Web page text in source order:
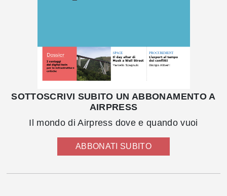
SOTTOSCRIVI SUBITO UN ABBONAMENTO A
AIRPRESS
Il mondo di Airpress dove e quando vuoi
ABBONATI SUBITO